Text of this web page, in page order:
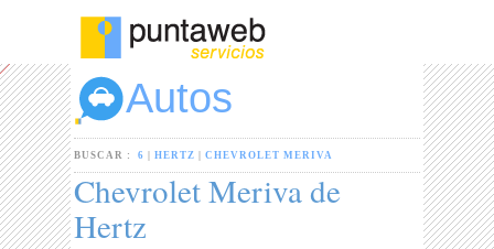
Autos
BUSCAR :6 |HERTZ |CHEVROLET MERIVA
Chevrolet Meriva de
Hertz